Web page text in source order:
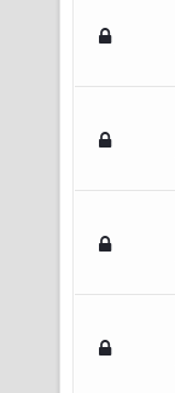
- 0 de 5 em média
45
- 0 de 5 em média
45
- 0 de 5 em média
45
- 0 de 5 em média
45